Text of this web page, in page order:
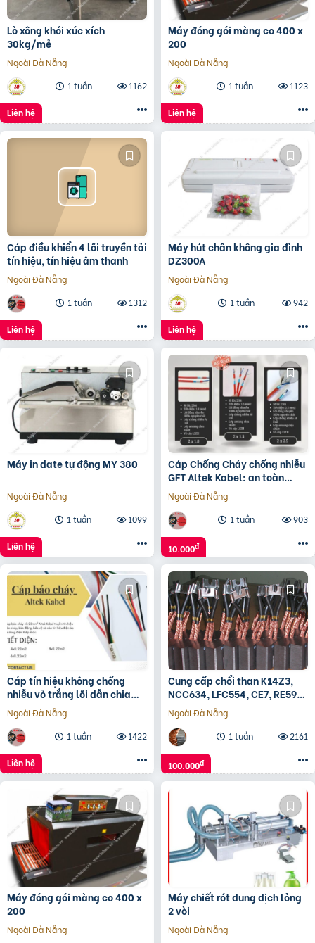
Lò xông khói xúc xích
30kg/mẻ
Ngoài Đà Nẵng
1 tuần
1162
Liên hệ
Máy đóng gói màng co 400 x
200
Ngoài Đà Nẵng
1 tuần
1123
Liên hệ
Cáp điều khiển 4 lõi truyền tải
tín hiệu, tín hiệu âm thanh
Ngoài Đà Nẵng
1 tuần
1312
Liên hệ
Máy hút chân không gia đình
DZ300A
Ngoài Đà Nẵng
1 tuần
942
Liên hệ
Máy in date tự động MY 380
Ngoài Đà Nẵng
1 tuần
1099
Liên hệ
Cáp Chống Cháy chống nhiễu
GFT Altek Kabel: an toàn
trong nhiệt độ cao
Ngoài Đà Nẵng
1 tuần
903
10.000đ
Cáp tín hiệu không chống
nhiễu vỏ trắng lõi dẫn chia
màu
Ngoài Đà Nẵng
1 tuần
1422
Liên hệ
Cung cấp chổi than K14Z3,
NCC634, LFC554, CE7, RE59…
Ngoài Đà Nẵng
1 tuần
2161
100.000đ
Máy đóng gói màng co 400 x
200
Ngoài Đà Nẵng
Máy chiết rót dung dịch lỏng
2 vòi
Ngoài Đà Nẵng